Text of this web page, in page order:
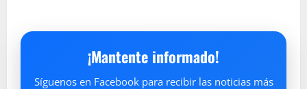
¡Mantente informado!
Síguenos en Facebook para recibir las noticias más